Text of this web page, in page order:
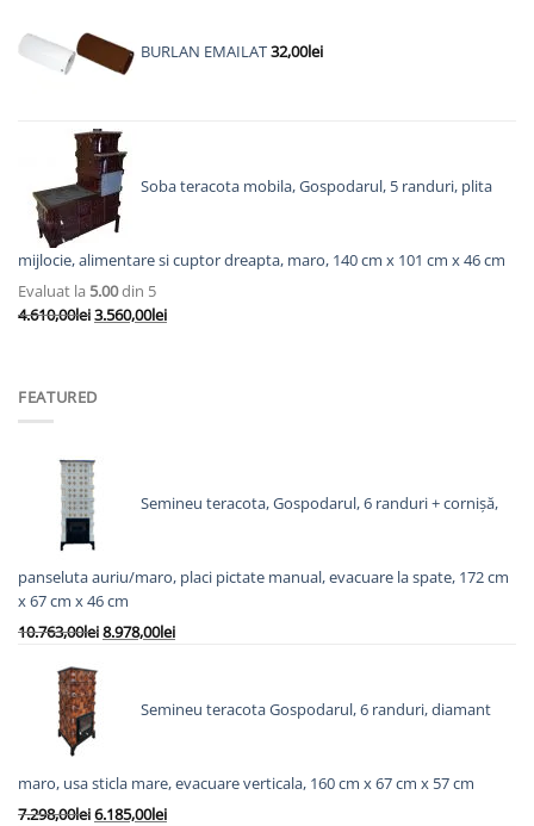
fost:
3.623,00lei.
2.825,00lei.
BURLAN EMAILAT32,00lei
Soba teracota mobila, Gospodarul, 5 randuri, plita
mijlocie, alimentare si cuptor dreapta, maro, 140 cm x 101 cm x 46 cm
Evaluat la 5.00din 5
4.610,00leiPrețul
4.610,00lei.
3.560,00leiPrețul
FEATURED
Semineu teracota, Gospodarul, 6 randuri + cornișă,
panseluta auriu/maro, placi pictate manual, evacuare la spate, 172 cm
x 67 cm x 46 cm
10.763,00leiPrețul
8.978,00leiPrețul
8.978,00lei.
Semineu teracota Gospodarul, 6 randuri, diamant
maro, usa sticla mare, evacuare verticala, 160 cm x 67 cm x 57 cm
7.298,00leiPrețul
6.185,00leiPrețul